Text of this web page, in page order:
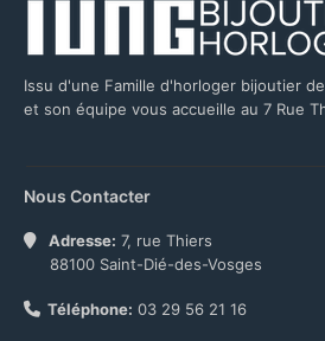
Issu d'une Famille d'horloger bijoutier
et son équipe vous accueille au 7 Rue
Nous Contacter
Adresse: 7, rue Thiers
88100 Saint-Dié-des-Vosges
Téléphone: 03 29 56 21 16